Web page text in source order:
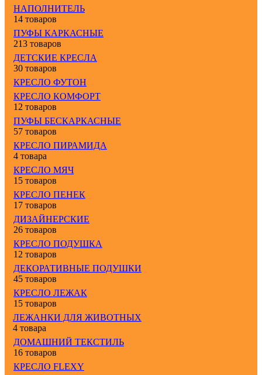
НАПОЛНИТЕЛЬ
14 товаров
ПУФЫ КАРКАСНЫЕ
213 товаров
ДЕТСКИЕ КРЕСЛА
30 товаров
КРЕСЛО ФУТОН
КРЕСЛО КОМФОРТ
12 товаров
ПУФЫ БЕСКАРКАСНЫЕ
57 товаров
КРЕСЛО ПИРАМИДА
4 товара
КРЕСЛО МЯЧ
15 товаров
КРЕСЛО ПЕНЕК
17 товаров
ДИЗАЙНЕРСКИЕ
26 товаров
КРЕСЛО ПОДУШКА
12 товаров
ДЕКОРАТИВНЫЕ ПОДУШКИ
45 товаров
КРЕСЛО ЛЕЖАК
15 товаров
ЛЕЖАНКИ ДЛЯ ЖИВОТНЫХ
4 товара
ДОМАШНИЙ ТЕКСТИЛЬ
16 товаров
КРЕСЛО FLEXY